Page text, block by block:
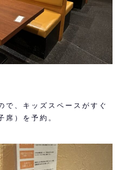
で、キッズスペースがすぐ
席）を予約。